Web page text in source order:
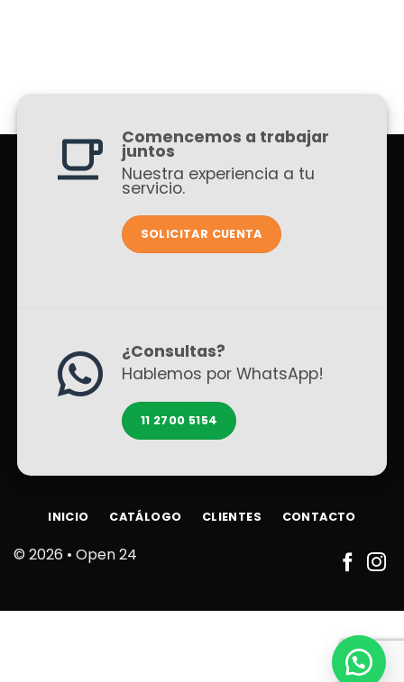
Comencemos a trabajar
juntos
Nuestra experiencia a tu
servicio.
SOLICITAR CUENTA
¿Consultas?
Hablemos por WhatsApp!
11 2700 5154
© 2026 • Open 24
INICIO CATÁLOGO CLIENTES CONTACTO